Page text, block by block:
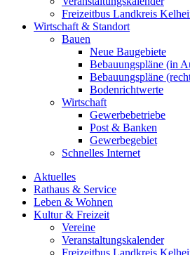
Freizeitbus Landkreis
Wirtschaft & Standort
Bauen
Neue Baugebiete
Bebauungspläne (in
Bebauungspläne
Bodenrichtwerte
Wirtschaft
Gewerbebetriebe
Post & Banken
Gewerbegebiet
Schnelles Internet
Aktuelles
Rathaus & Service
Leben & Wohnen
Kultur & Freizeit
Vereine
Veranstaltungskalender
Freizeitbus Landkreis